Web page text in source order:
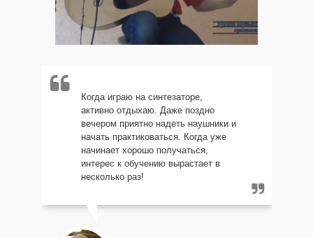
Когда играю на синтезаторе,
активно отдыхаю. Даже поздно
вечером приятно надеть наушники и
начать практиковаться. Когда уже
начинает хорошо получаться,
интерес к обучению вырастает в
несколько раз!